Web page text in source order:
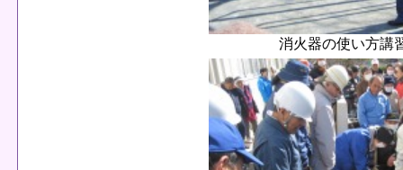
消火器の使い方講